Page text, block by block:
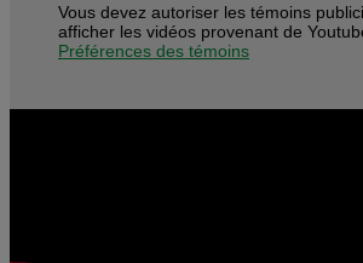
Vous devez autoriser les témoins
afficher les vidéos provenant de
Préférences des témoins